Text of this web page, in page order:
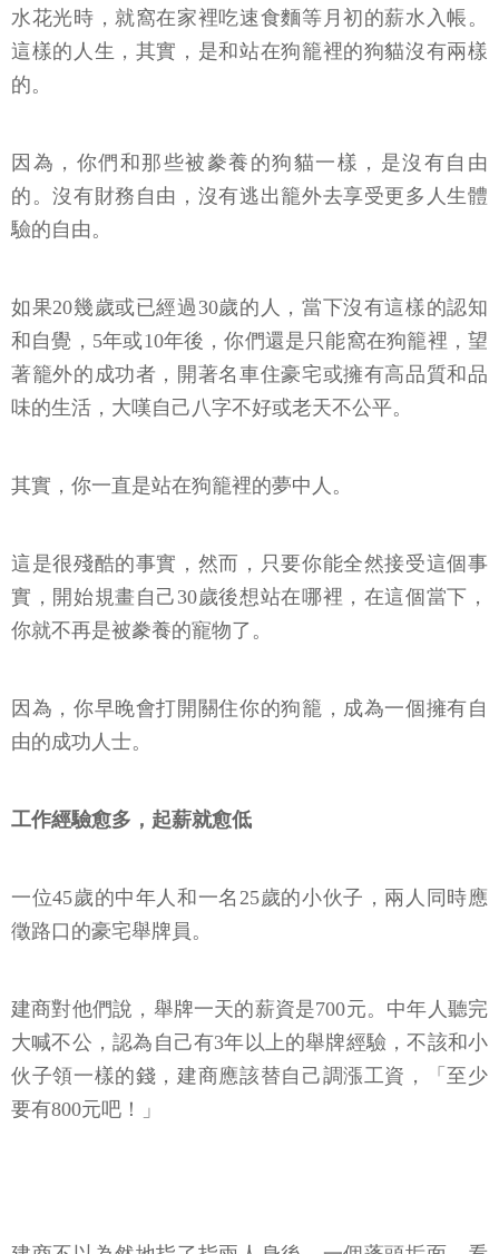
水花光時，就窩在家裡吃速食麵等月初的薪水入帳。
這樣的人生，其實，是和站在狗籠裡的狗貓沒有兩樣
的。
因為，你們和那些被豢養的狗貓一樣，是沒有自由
的。沒有財務自由，沒有逃出籠外去享受更多人生體
驗的自由。
如果20幾歲或已經過30歲的人，當下沒有這樣的認知
和自覺，5年或10年後，你們還是只能窩在狗籠裡，望
著籠外的成功者，開著名車住豪宅或擁有高品質和品
味的生活，大嘆自己八字不好或老天不公平。
其實，你一直是站在狗籠裡的夢中人。
這是很殘酷的事實，然而，只要你能全然接受這個事
實，開始規畫自己30歲後想站在哪裡，在這個當下，
你就不再是被豢養的寵物了。
因為，你早晚會打開關住你的狗籠，成為一個擁有自
由的成功人士。
工作經驗愈多，起薪就愈低
一位45歲的中年人和一名25歲的小伙子，兩人同時應
徵路口的豪宅舉牌員。
建商對他們說，舉牌一天的薪資是700元。中年人聽完
大喊不公，認為自己有3年以上的舉牌經驗，不該和小
伙子領一樣的錢，建商應該替自己調漲工資，「至少
要有800元吧！」